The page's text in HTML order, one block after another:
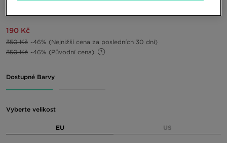
ADIDAS PONOŽKY TREFOIL LINER
190 Kč
350 Kč -46%
(Nejnižší cena za posledních 30 dní)
350 Kč -46% (Původní cena)
Dostupné Barvy
Vyberte velikost
EU US